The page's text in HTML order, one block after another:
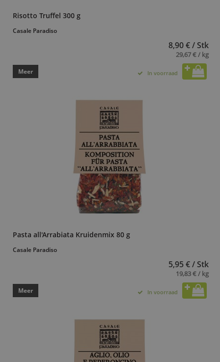
Risotto Truffel 300 g
Casale Paradiso
8,90 € / Stk
29,67 € / kg
Meer In voorraad
Pasta all'Arrabiata Kruidenmix 80 g
Casale Paradiso
5,95 € / Stk
19,83 € / kg
Meer In voorraad